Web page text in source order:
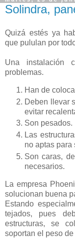
Solindra,
Quizá estés ya
que pululan por
Una instalación
problemas.
Han de
Deben llevar
evitar
Son pesados.
Las
no aptas para
Son caras,
necesarios.
La empresa
solucionan buena
Estando
tejados, pues
estructuras, se
soportan el peso